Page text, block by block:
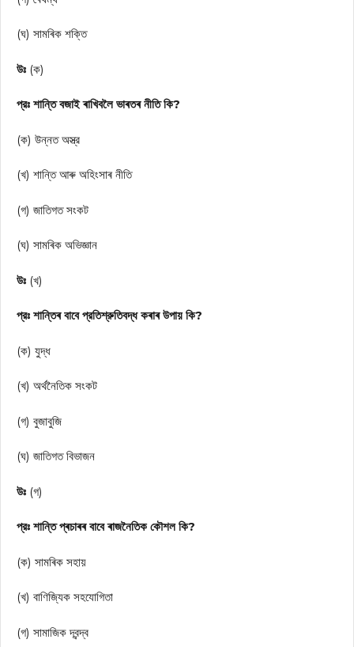
(ঘ) সামৰিক শক্তি
উঃ (ক)
প্রঃ শান্তি বজাই ৰাখিবলৈ ভাৰতৰ নীতি কি?
(ক) উন্নত অস্ত্র
(খ) শান্তি আৰু অহিংসাৰ নীতি
(গ) জাতিগত সংকট
(ঘ) সামৰিক অভিজ্ঞান
উঃ (খ)
প্রঃ শান্তিৰ বাবে প্রতিশ্রুতিবদ্ধ কৰাৰ উপায় কি?
(ক) যুদ্ধ
(খ) অর্থনৈতিক সংকট
(গ) বুজাবুজি
(ঘ) জাতিগত বিভাজন
উঃ (গ)
প্রঃ শান্তি প্ৰচাৰৰ বাবে ৰাজনৈতিক কৌশল কি?
(ক) সামৰিক সহায়
(খ) বাণিজ্যিক সহযোগিতা
(গ) সামাজিক দ্বন্দ্ব